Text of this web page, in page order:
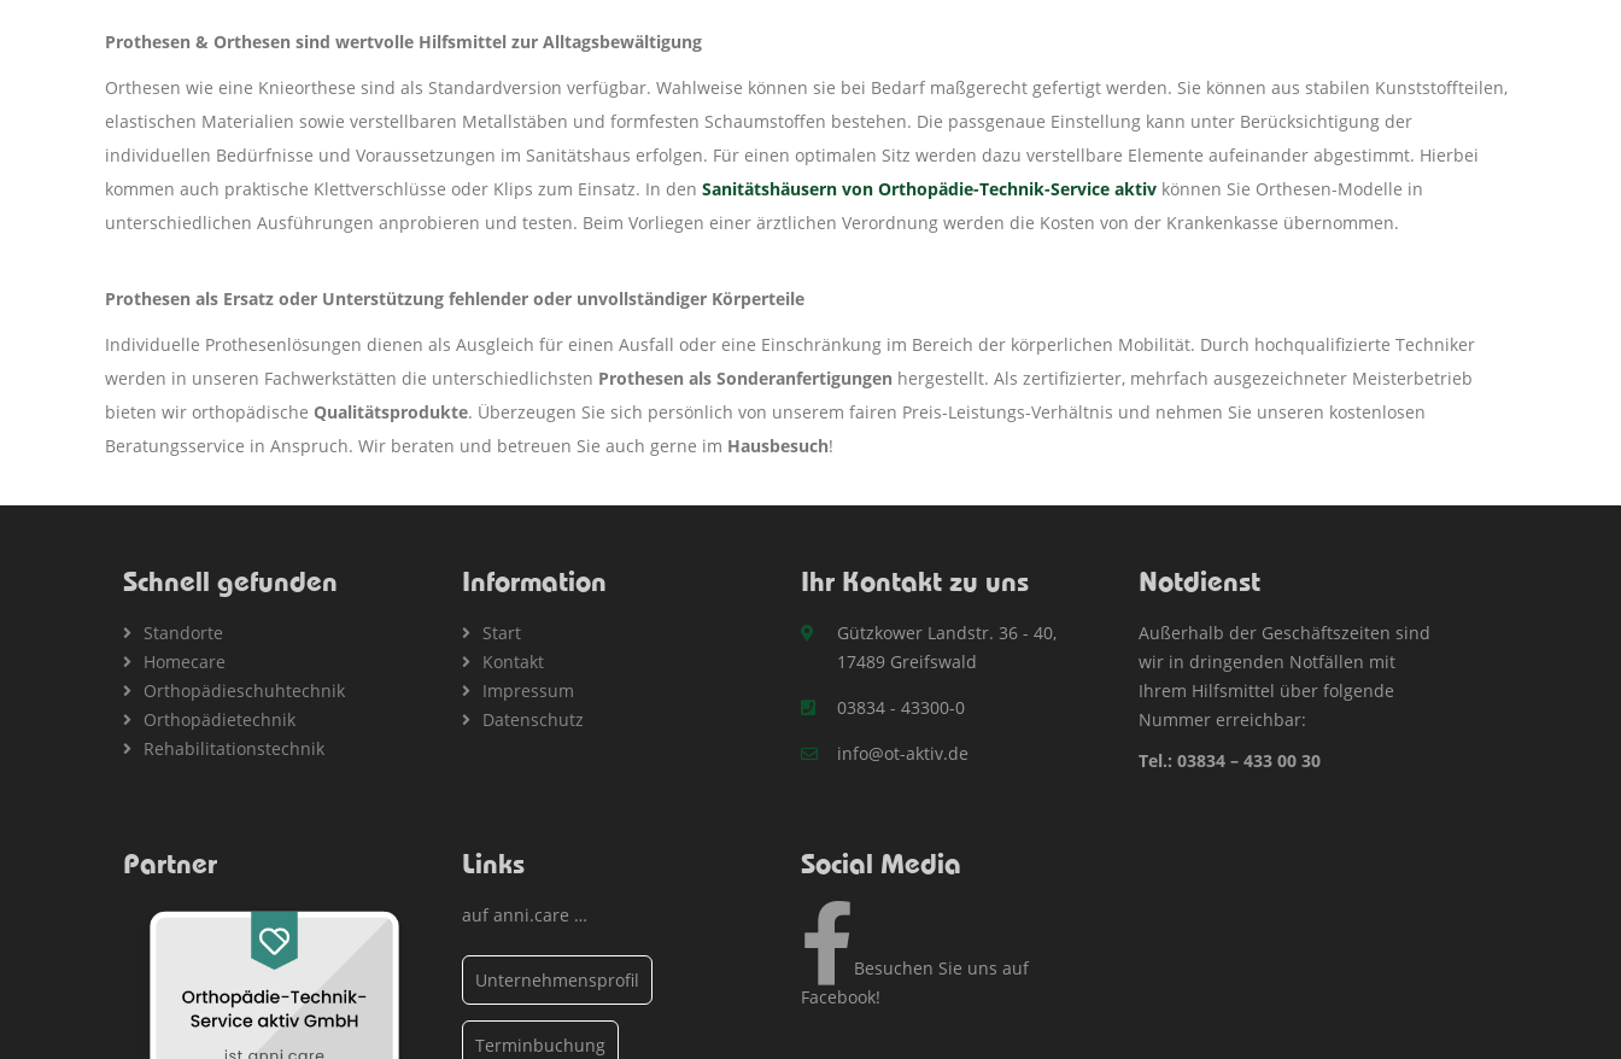
Prothesen & Orthesen sind wertvolle Hilfsmittel zur Alltagsbewältigung
Orthesen wie eine Knieorthese sind als Standardversion verfügbar. Wahlweise können sie bei Bedarf maßgerecht gefertigt werden. Sie können aus stabilen Kunststoffteilen,
elastischen Materialien sowie verstellbaren Metallstäben und formfesten Schaumstoffen bestehen. Die passgenaue Einstellung kann unter Berücksichtigung der
individuellen Bedürfnisse und Voraussetzungen im Sanitätshaus erfolgen. Für einen optimalen Sitz werden dazu verstellbare Elemente aufeinander abgestimmt. Hierbei
kommen auch praktische Klettverschlüsse oder Klips zum Einsatz. In den Sanitätshäusern von Orthopädie-Technik-Service aktiv können Sie Orthesen-Modelle in
unterschiedlichen Ausführungen anprobieren und testen. Beim Vorliegen einer ärztlichen Verordnung werden die Kosten von der Krankenkasse übernommen.
Prothesen als Ersatz oder Unterstützung fehlender oder unvollständiger Körperteile
Individuelle Prothesenlösungen dienen als Ausgleich für einen Ausfall oder eine Einschränkung im Bereich der körperlichen Mobilität. Durch hochqualifizierte Techniker
werden in unseren Fachwerkstätten die unterschiedlichsten Prothesen als Sonderanfertigungen hergestellt. Als zertifizierter, mehrfach ausgezeichneter Meisterbetrieb
bieten wir orthopädische Qualitätsprodukte. Überzeugen Sie sich persönlich von unserem fairen Preis-Leistungs-Verhältnis und nehmen Sie unseren kostenlosen
Beratungsservice in Anspruch. Wir beraten und betreuen Sie auch gerne im Hausbesuch!
Schnell gefunden
Standorte
Homecare
Orthopädieschuhtechnik
Orthopädietechnik
Rehabilitationstechnik
Information
Start
Kontakt
Impressum
Datenschutz
Ihr Kontakt zu uns
Gützkower Landstr. 36 - 40,
17489 Greifswald
03834 - 43300-0
info@ot-aktiv.de
Notdienst
Außerhalb der Geschäftszeiten sind
wir in dringenden Notfällen mit
Ihrem Hilfsmittel über folgende
Nummer erreichbar:
Tel.:03834 – 433 00 30
Partner Links
auf anni.care …
Unternehmensprofil
Terminbuchung
Social Media
Besuchen Sie uns auf
Facebook!